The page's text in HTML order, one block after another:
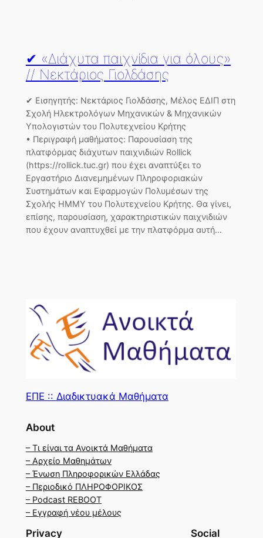
✔ «Διάχυτα παιχνίδια για όλους»
// Νεκτάριος Γιολδάσης
✔ Εισηγητής: Νεκτάριος Γιολδάσης, Μέλος ΕΔΙΠ στη
Σχολή Ηλεκτρολόγων Μηχανικών & Μηχανικών
Υπολογιστών του Πολυτεχνείου Κρήτης
• Περιγραφή μαθήματος: Παρουσίαση της
πλατφόρμας διάχυτων παιχνιδιών Rollick
(https://rollick.tuc.gr) που έχει αναπτύξει το
Εργαστήριο Διανεμημένων Πληροφοριακών
Συστημάτων και Εφαρμογών Πολυμέσων της
Σχολής ΗΜΜΥ του Πολυτεχνείου Κρήτης. Θα γίνει,
επίσης, παρουσίαση, χαρακτηριστικών παιχνιδιών
που έχουν αναπτυχθεί με την πλατφόρμα αυτή…
ΕΠΕ :: Διαδικτυακά Μαθήματα
About
– Τι είναι τα Ανοικτά Μαθήματα
– Αρχείο Μαθημάτων
– Ένωση Πληροφορικών Ελλάδας
– Περιοδικό ΠΛΗΡΟΦΟΡΙΚΟΣ
– Podcast REBOOT
– Εγγραφή νέου μέλους
Privacy Social